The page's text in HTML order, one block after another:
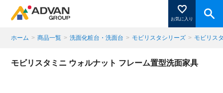
お気に入り
商品ページにある「お気に入り登録」を押すと登録した
ホーム > 商品一覧 > 洗面化粧台・洗面台 > モビリスタシリーズ > モビリス
モビリスタミニ ウォルナット フレーム置型洗面家具